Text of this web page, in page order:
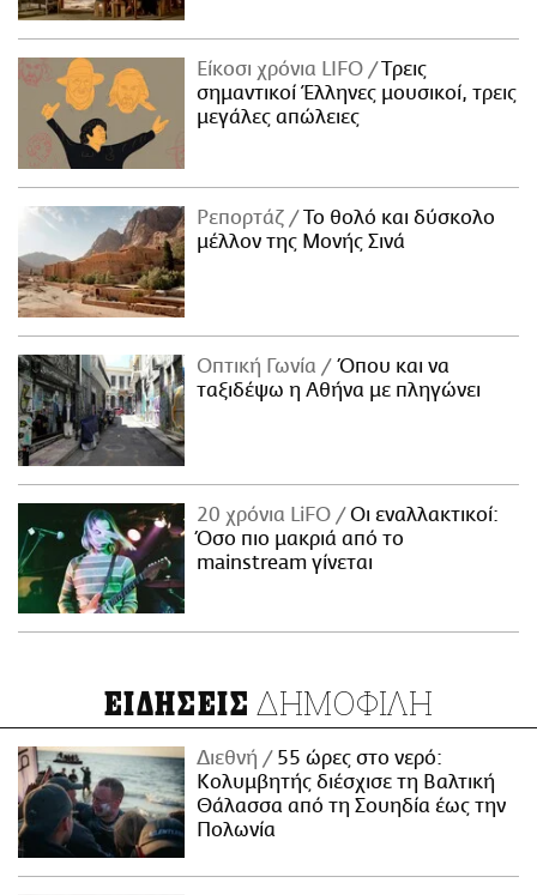
Είκοσι χρόνια LIFO
Tρεις
σημαντικοί Έλληνες μουσικοί, τρεις
μεγάλες απώλειες
Ρεπορτάζ
Το θολό και δύσκολο
μέλλον της Μονής Σινά
Οπτική Γωνία
Όπου και να
ταξιδέψω η Αθήνα με πληγώνει
20 χρόνια LiFO
Οι εναλλακτικοί:
Όσο πιο μακριά από το
mainstream γίνεται
ΕΙΔΗΣΕΙΣ ΔΗΜΟΦΙΛΗ
Διεθνή
55 ώρες στο νερό:
Κολυμβητής διέσχισε τη Βαλτική
Θάλασσα από τη Σουηδία έως την
Πολωνία